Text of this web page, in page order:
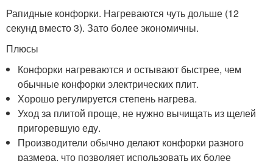
Рапидные конфорки. Нагреваются чуть дольше (12
секунд вместо 3). Зато более экономичны.
Плюсы
Конфорки нагреваются и остывают быстрее, чем
обычные конфорки электрических плит.
Хорошо регулируется степень нагрева.
Уход за плитой проще, не нужно вычищать из щелей
пригоревшую еду.
Производители обычно делают конфорки разного
размера, что позволяет использовать их более